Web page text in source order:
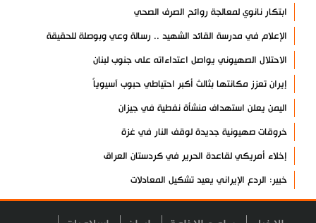
ابتكار نانوي لمعالجة روائح الصرف الصحي
الإعلام في مدرسة القائد الشهيد .. رسالة وعي وبوصلة للحقيقة
الاحتلال الصهيوني يواصل اعتداءاته على جنوب لبنان
إيران تعزز مكانتها بثالث أكبر احتياطي حبوب آسيوياً
اليمن يعلن استهداف منشأة نفطية في جيزان
خروقات صهيونية جديدة لوقف النار في غزة
إخلاء أمريكي لقاعدة الحرير في كردستان العراق
خبير: الردع الإيراني يعيد تشكيل المعادلات
فشل مخططات إسرائيل لزعزعة إيران والمقاومة